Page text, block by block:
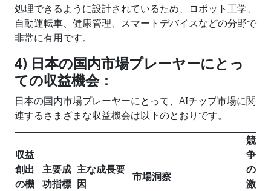
処理できるように設計されているため、ロボット工学、
自動運転車、健康管理、スマートデバイスなどの分野で
非常に有用です。
4) 日本の国内市場プレーヤーにとっ
ての収益機会：
日本の国内市場プレーヤーにとって、AIチップ市場に関
連するさまざまな収益機会は以下のとおりです。
収益
創出
の機
主要成
功指標
主な成長要
因
市場洞察
競
争
の
激